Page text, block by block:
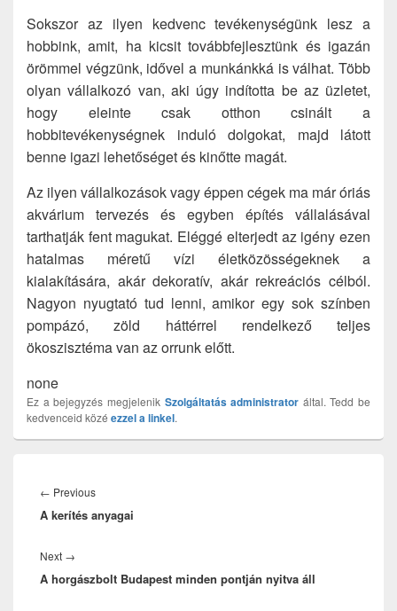
Sokszor az ilyen kedvenc tevékenységünk lesz a
hobbink, amit, ha kicsit továbbfejlesztünk és igazán
örömmel végzünk, idővel a munkánkká is válhat. Több
olyan vállalkozó van, aki úgy indította be az üzletet,
hogy eleinte csak otthon csinált a
hobbitevékenységnek induló dolgokat, majd látott
benne igazi lehetőséget és kinőtte magát.
Az ilyen vállalkozások vagy éppen cégek ma már óriás
akvárium tervezés és egyben építés vállalásával
tarthatják fent magukat. Eléggé elterjedt az igény ezen
hatalmas méretű vízi életközösségeknek a
kialakítására, akár dekoratív, akár rekreációs célból.
Nagyon nyugtató tud lenni, amikor egy sok színben
pompázó, zöld háttérrel rendelkező teljes
ökoszisztéma van az orrunk előtt.
none
Ez a bejegyzés megjelenik Szolgáltatás administrator által. Tedd be
kedvenceid közé ezzel a linkel.
navigáció
← PreviousPrevious
post:
A kerítés anyagai
Next →
post:
A horgászbolt Budapest minden pontján nyitva áll